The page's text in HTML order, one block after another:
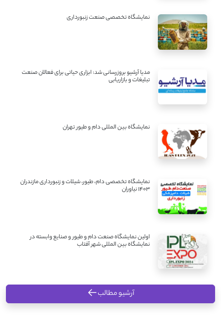
نمایشگاه تخصصی صنعت زنبورداری
مدیا آرشیو بروزرسانی شد: ابزاری حیاتی برای فعالان صنعت
تبلیغات و بازاریابی
نمایشگاه بین المللی دام و طیور تهران
نمایشگاه تخصصی دام، طیور، شیلات و زنبورداری مازندران
1403 نیاوران
اولین نمایشگاه صنعت دام و طیور و صنایع وابسته در
نمایشگاه بین المللی شهر آفتاب
آرشیو مطالب